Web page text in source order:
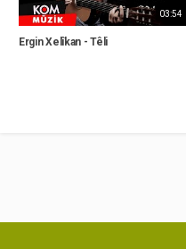
03:54
Ergin Xelîkan - Têli